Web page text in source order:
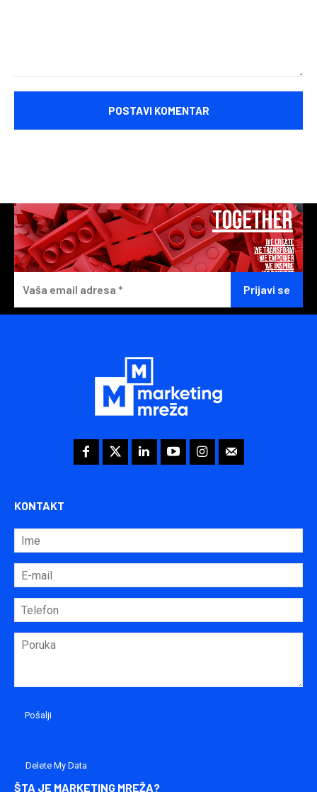
KONTAKT
Delete My Data
ŠTA JE MARKETING MREŽA?